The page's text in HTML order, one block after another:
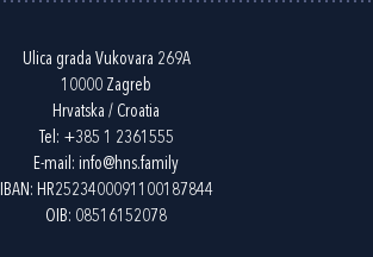
Ulica grada Vukovara 269A
10000 Zagreb
Hrvatska / Croatia
Tel: +385 1 2361555
E-mail: info@hns.family
IBAN: HR2523400091100187844
OIB: 08516152078